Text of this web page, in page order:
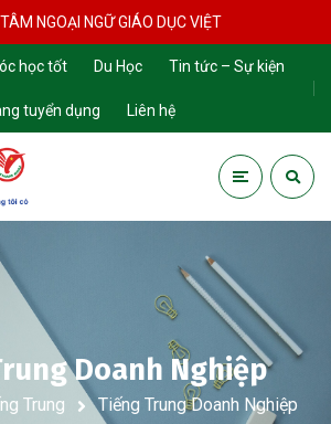
NGOẠI NGỮ GIÁO DỤC VIỆT
học tốt Du Học Tin tức – Sự kiện
tuyển dụng Liên hệ
Doanh Nghiệp
Trung Tiếng Trung Doanh Nghiệp